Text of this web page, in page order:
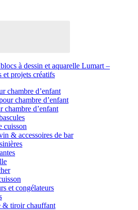
à dessin et aquarelle Lumart –
et projets créatifs
chambre d’enfant
chambre d’enfant
chambre d’enfant
cuisson
& accessoires de bar
et congélateurs
& tiroir chauffant